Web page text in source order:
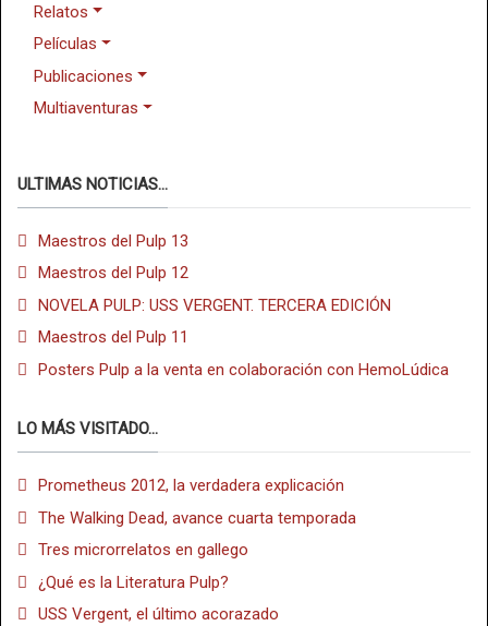
Relatos
Películas
Publicaciones
Multiaventuras
ULTIMAS NOTICIAS...
Maestros del Pulp 13
Maestros del Pulp 12
NOVELA PULP: USS VERGENT. TERCERA EDICIÓN
Maestros del Pulp 11
Posters Pulp a la venta en colaboración con HemoLúdica
LO MÁS VISITADO...
Prometheus 2012, la verdadera explicación
The Walking Dead, avance cuarta temporada
Tres microrrelatos en gallego
¿Qué es la Literatura Pulp?
USS Vergent, el último acorazado